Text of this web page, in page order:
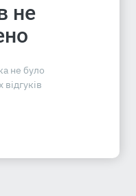
не
не було